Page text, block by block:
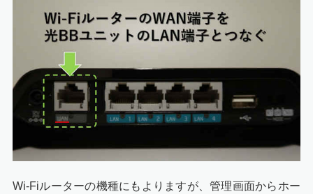
Wi-Fiルーターの機種にもよりますが、管理画面からホー